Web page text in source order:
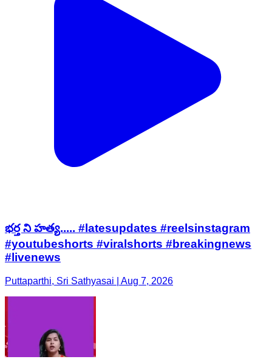
భర్త ని హత్య..... #latesupdates #reelsinstagram
#youtubeshorts #viralshorts #breakingnews
#livenews
Puttaparthi, Sri Sathyasai | Aug 7, 2026